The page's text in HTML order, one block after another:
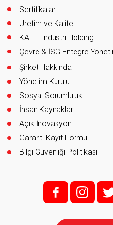
Sertifikalar
Üretim ve Kalite
KALE Endüstri Holding
Çevre & İSG Entegre
Şirket Hakkında
Yönetim Kurulu
Sosyal Sorumluluk
İnsan Kaynakları
Açık İnovasyon
Garanti Kayıt Formu
Bilgi Güvenliği Politikası
f; i; t